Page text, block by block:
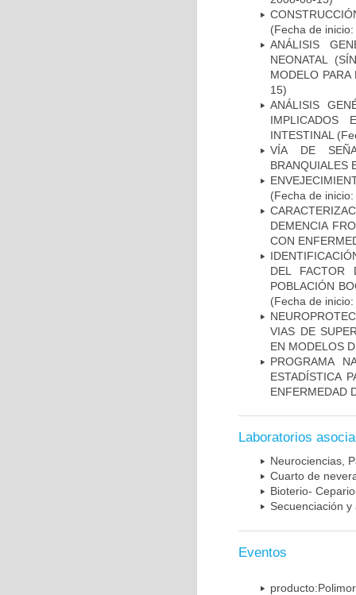
(Fecha de
ANÁLISIS
NEONATAL
MODELO
15)
ANÁLISIS
IMPLICADOS
INTESTINAL
VÍA DE
BRANQUIALES
(Fecha de
DEMENCIA
CON
DEL FACTOR
POBLACIÓN
(Fecha de
VIAS DE
EN MODELOS
PROGRAMA
ESTADÍSTICA
ENFERMEDAD
Laboratorios
Neurociencias,
Cuarto de
Bioterio-
Secuenciación
Eventos